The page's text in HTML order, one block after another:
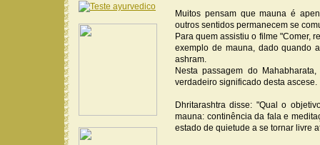
Muitos pensam que mauna é
outros sentidos permanecem se
Para quem assistiu o filme "Comer,
exemplo de mauna, dado quando
ashram.
Nesta passagem do
verdadeiro significado desta ascese.
Dhritarashtra disse: "Qual o
mauna: continência da fala e
estado de quietude a se tornar livre